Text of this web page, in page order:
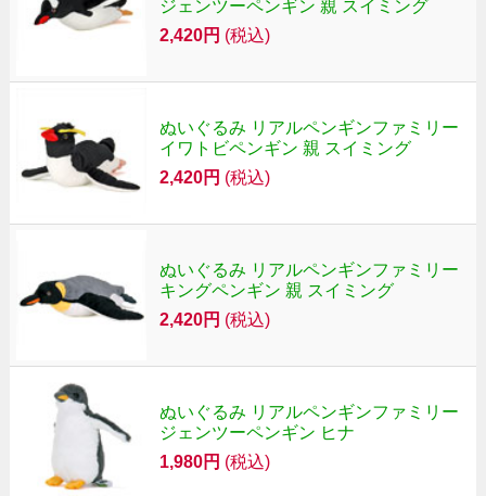
ジェンツーペンギン 親 スイミング
2,420円 (税込)
ぬいぐるみ リアルペンギンファミリー
イワトビペンギン 親 スイミング
2,420円 (税込)
ぬいぐるみ リアルペンギンファミリー
キングペンギン 親 スイミング
2,420円 (税込)
ぬいぐるみ リアルペンギンファミリー
ジェンツーペンギン ヒナ
1,980円 (税込)